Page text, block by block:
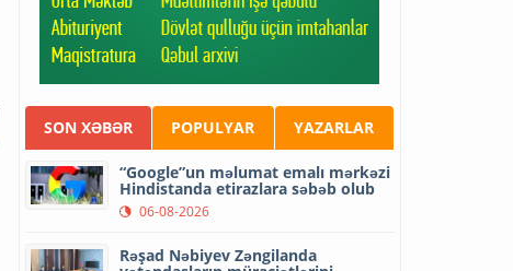
SON XƏBƏR POPULYAR YAZARLAR
“Google”un məlumat emalı mərkəzi
Hindistanda etirazlara səbəb olub
06-08-2026
Rəşad Nəbiyev Zəngilanda